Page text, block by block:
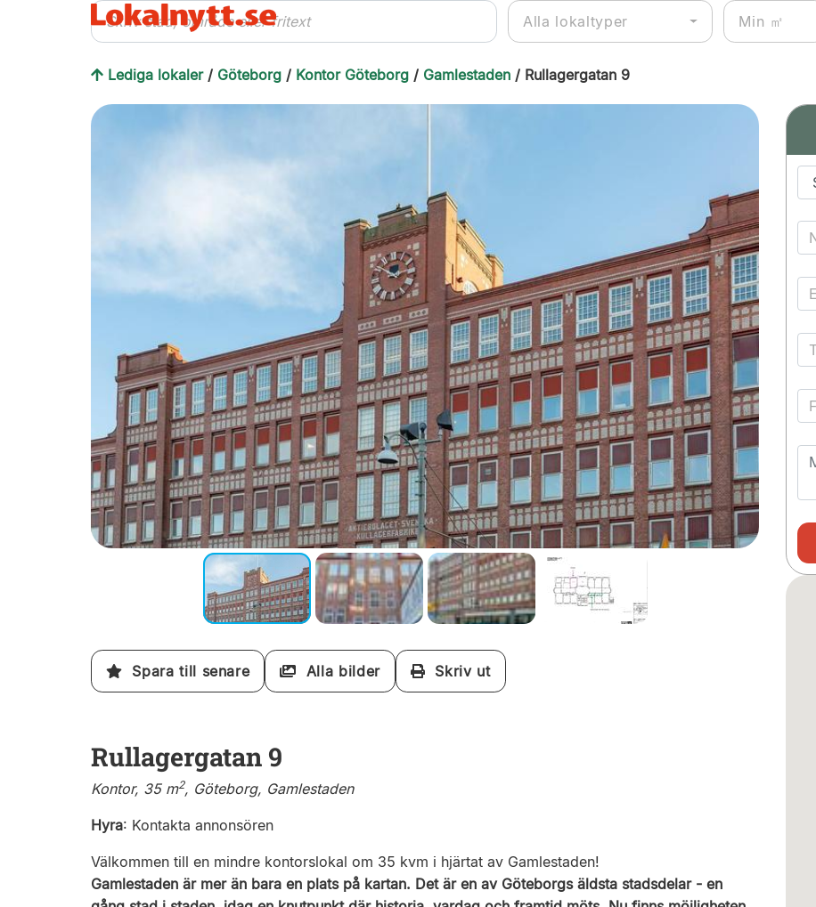
Alla lokaltyper
Lediga lokaler / Göteborg / Kontor Göteborg / Gamlestaden / Rullagergatan 9
Spara till senare Alla bilder Skriv ut
Rullagergatan 9
Kontor, 35 m2, Göteborg, Gamlestaden
Hyra: Kontakta annonsören
Välkommen till en mindre kontorslokal om 35 kvm i hjärtat av Gamlestaden!
Gamlestaden är mer än bara en plats på kartan. Det är en av Göteborgs äldsta stadsdelar - en